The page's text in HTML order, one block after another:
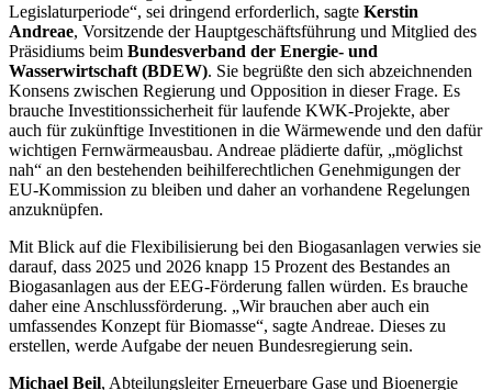
Legislaturperiode“, sei dringend erforderlich, sagte Kerstin
Andreae, Vorsitzende der Hauptgeschäftsführung und Mitglied des
Präsidiums beim Bundesverband der Energie- und
Wasserwirtschaft (BDEW). Sie begrüßte den sich abzeichnenden
Konsens zwischen Regierung und Opposition in dieser Frage. Es
brauche Investitionssicherheit für laufende KWK-Projekte, aber
auch für zukünftige Investitionen in die Wärmewende und den dafür
wichtigen Fernwärmeausbau. Andreae plädierte dafür, „möglichst
nah“ an den bestehenden beihilferechtlichen Genehmigungen der
EU-Kommission zu bleiben und daher an vorhandene Regelungen
anzuknüpfen.
Mit Blick auf die Flexibilisierung bei den Biogasanlagen verwies sie
darauf, dass 2025 und 2026 knapp 15 Prozent des Bestandes an
Biogasanlagen aus der EEG-Förderung fallen würden. Es brauche
daher eine Anschlussförderung. „Wir brauchen aber auch ein
umfassendes Konzept für Biomasse“, sagte Andreae. Dieses zu
erstellen, werde Aufgabe der neuen Bundesregierung sein.
Michael Beil, Abteilungsleiter Erneuerbare Gase und Bioenergie